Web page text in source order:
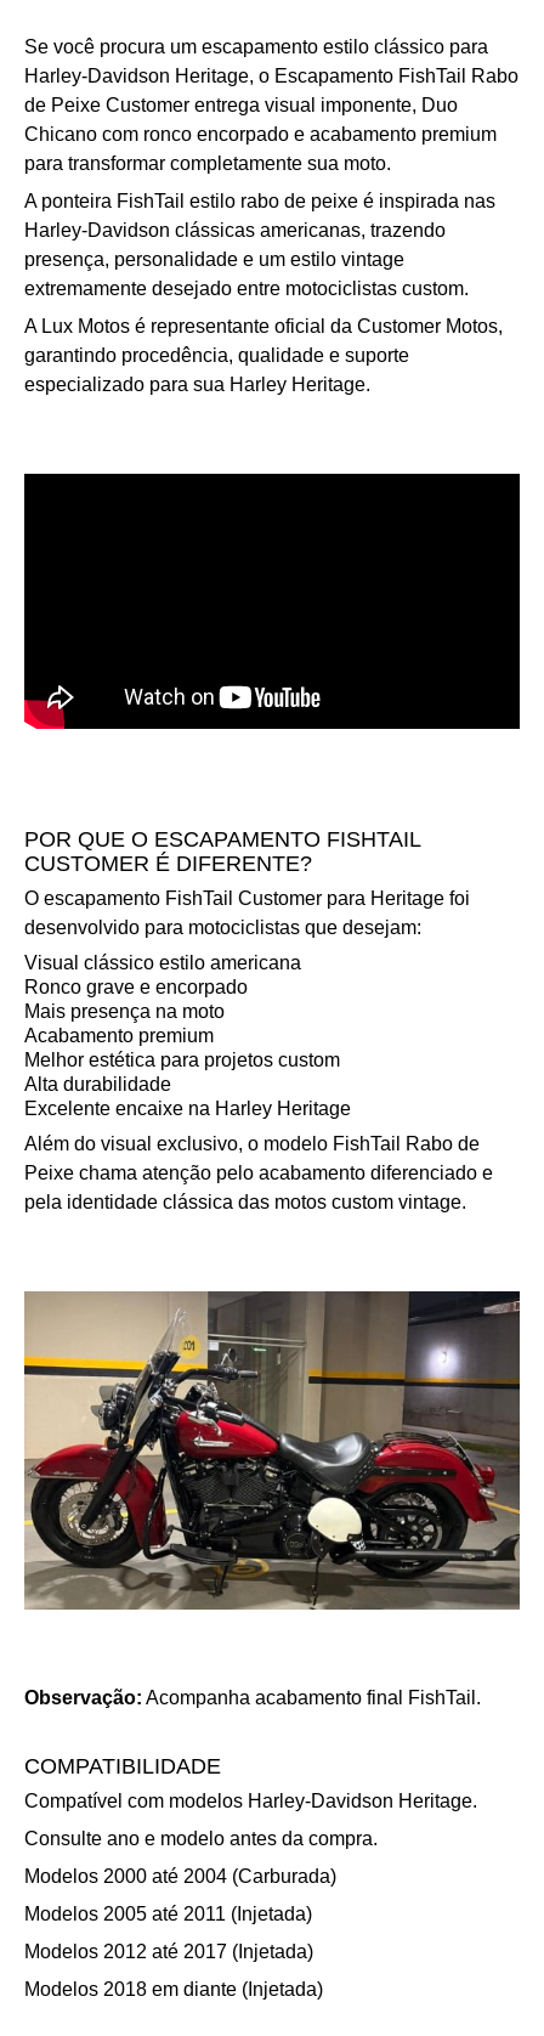
Se você procura um escapamento estilo clássico para
Harley-Davidson Heritage, o Escapamento FishTail Rabo
de Peixe Customer entrega visual imponente, Duo
Chicano com ronco encorpado e acabamento premium
para transformar completamente sua moto.
A ponteira FishTail estilo rabo de peixe é inspirada nas
Harley-Davidson clássicas americanas, trazendo
presença, personalidade e um estilo vintage
extremamente desejado entre motociclistas custom.
A Lux Motos é representante oficial da Customer Motos,
garantindo procedência, qualidade e suporte
especializado para sua Harley Heritage.
POR QUE O ESCAPAMENTO FISHTAIL
CUSTOMER É DIFERENTE?
O escapamento FishTail Customer para Heritage foi
desenvolvido para motociclistas que desejam:
Visual clássico estilo americana
Ronco grave e encorpado
Mais presença na moto
Acabamento premium
Melhor estética para projetos custom
Alta durabilidade
Excelente encaixe na Harley Heritage
Além do visual exclusivo, o modelo FishTail Rabo de
Peixe chama atenção pelo acabamento diferenciado e
pela identidade clássica das motos custom vintage.
Observação: Acompanha acabamento final FishTail.
COMPATIBILIDADE
Compatível com modelos Harley-Davidson Heritage.
Consulte ano e modelo antes da compra.
Modelos 2000 até 2004 (Carburada)
Modelos 2005 até 2011 (Injetada)
Modelos 2012 até 2017 (Injetada)
Modelos 2018 em diante (Injetada)